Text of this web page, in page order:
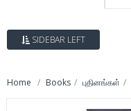
SIDEBAR LEFT
Home Books புதினங்கள்